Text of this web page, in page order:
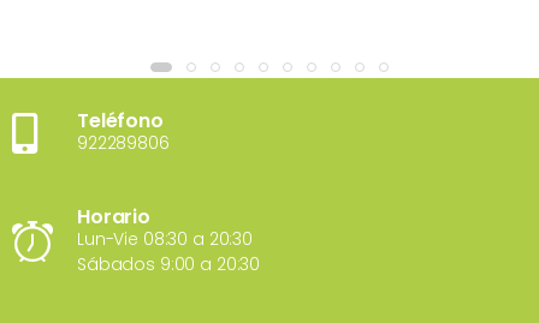
Teléfono
922289806
Horario
Lun-Vie 08:30 a 20:30
Sábados 9:00 a 20:30